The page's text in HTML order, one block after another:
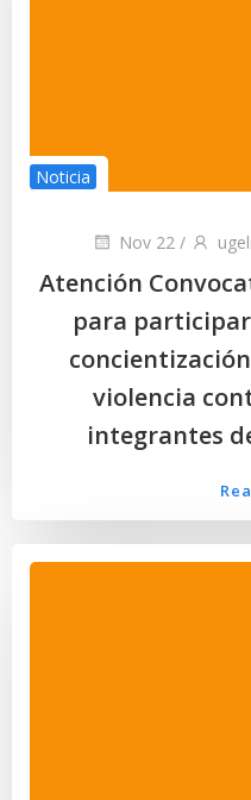
Noticia
Nov 22 /
Atención
para
violencia
integrantes